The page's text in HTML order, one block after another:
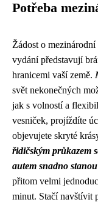
Potřeba
Žádost o
vydání představují
hranicemi vaší země.
svět nekonečných
jak s volností a
vesniček, projíždíte
objevujete skryté
řidičským průkazem
autem snadno
přitom velmi
minut. Stačí navštívit